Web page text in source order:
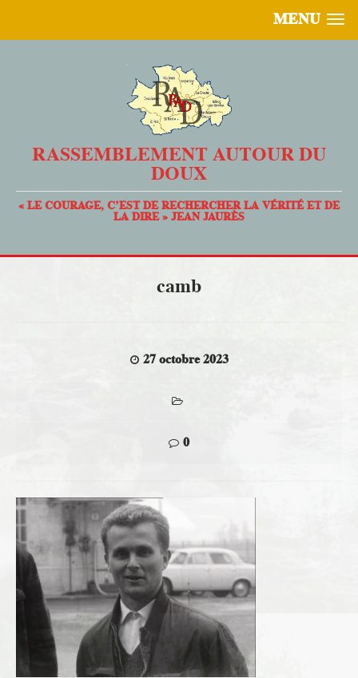
MENU
RASSEMBLEMENT AUTOUR DU
DOUX
« LE COURAGE, C’EST DE RECHERCHER LA VÉRITÉ ET DE
LA DIRE » JEAN JAURÈS
camb
27 octobre 2023
0